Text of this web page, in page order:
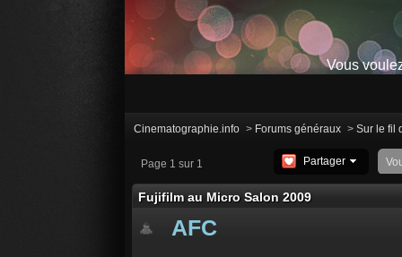
Vous
Cinematographie.info > Forums généraux > Sur le fil
Page 1 sur 1 Partager
Fujifilm au Micro Salon 2009
AFC